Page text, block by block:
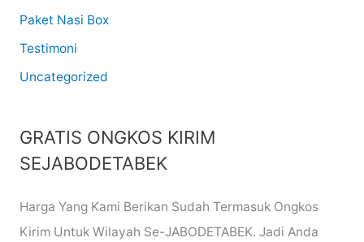
Paket Nasi Box
Testimoni
Uncategorized
GRATIS ONGKOS KIRIM
SEJABODETABEK
Harga Yang Kami Berikan Sudah Termasuk Ongkos
Kirim Untuk Wilayah Se-JABODETABEK. Jadi Anda